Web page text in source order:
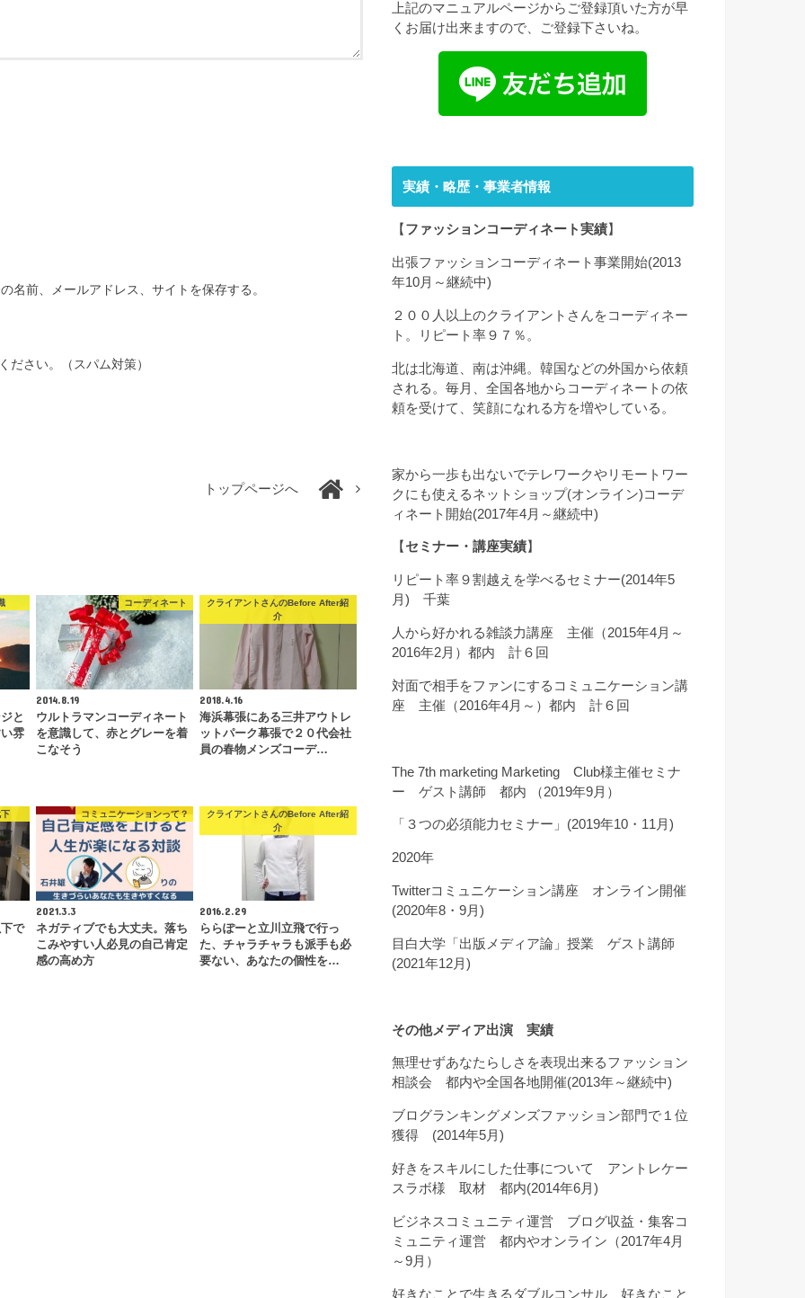
名前、メールアドレス、サイトを保存する。
ださい。（スパム対策）
トップページへ
と
雰
コーディネート
2014.8.19
ウルトラマンコーディネート
を意識して、赤とグレーを着
こなそう
クライアントさんのBefore After紹
介
2018.4.16
海浜幕張にある三井アウトレ
ットパーク幕張で２０代会社
員の春物メンズコーデ…
で
コミュニケーションって？
2021.3.3
ネガティブでも大丈夫。落ち
こみやすい人必見の自己肯定
感の高め方
クライアントさんのBefore After紹
介
2016.2.29
ららぽーと立川立飛で行っ
た、チャラチャラも派手も必
要ない、あなたの個性を…
上記のマニュアルページからご登録頂いた方が早
くお届け出来ますので、ご登録下さいね。
実績・略歴・事業者情報
【 ファッションコーディネート実績】
出張ファッションコーディネート事業開始(2013
年10月～継続中)
２００人以上のクライアントさんをコーディネー
ト。リピート率９７％。
北は北海道、南は沖縄。韓国などの外国から依頼
される。毎月、全国各地からコーディネートの依
頼を受けて、笑顔になれる方を増やしている。
家から一歩も出ないでテレワークやリモートワー
クにも使えるネットショップ(オンライン)コーデ
ィネート開始(2017年4月～継続中)
【 セミナー・講座実績】
リピート率９割越えを学べるセミナー(2014年5
月) 千葉
人から好かれる雑談力講座 主催（2015年4月～
2016年2月）都内 計６回
対面で相手をファンにするコミュニケーション講
座 主催（2016年4月～）都内 計６回
The 7th marketing Marketing Club様主催セミナ
ー ゲスト講師 都内 （2019年9月）
「３つの必須能力セミナー」(2019年10・11月)
2020年
Twitterコミュニケーション講座 オンライン開催
(2020年8・9月)
目白大学「出版メディア論」授業 ゲスト講師
(2021年12月)
その他メディア出演 実績
無理せずあなたらしさを表現出来るファッション
相談会 都内や全国各地開催(2013年～継続中)
ブログランキングメンズファッション部門で１位
獲得 (2014年5月)
好きをスキルにした仕事について アントレケー
スラボ様 取材 都内(2014年6月)
ビジネスコミュニティ運営 ブログ収益・集客コ
ミュニティ運営 都内やオンライン（2017年4月
～9月）
好きなことで生きるダブルコンサル 好きなこと